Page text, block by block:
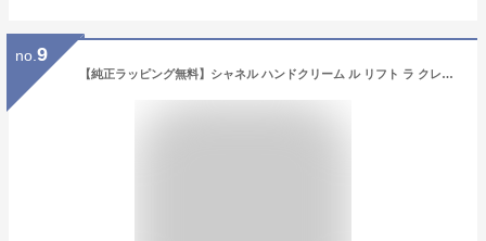
no. 9
【純正ラッピング無料】シャネル ハンドクリーム ル リフト ラ クレーム マン 50ml 名入れ コスメ 美白 美容 CHANEL レディース ブランド ラッピング 母の日 プレゼント 男性 女性 彼女 メンズ 2025 ケア スキンケア uv 送料無料 新品